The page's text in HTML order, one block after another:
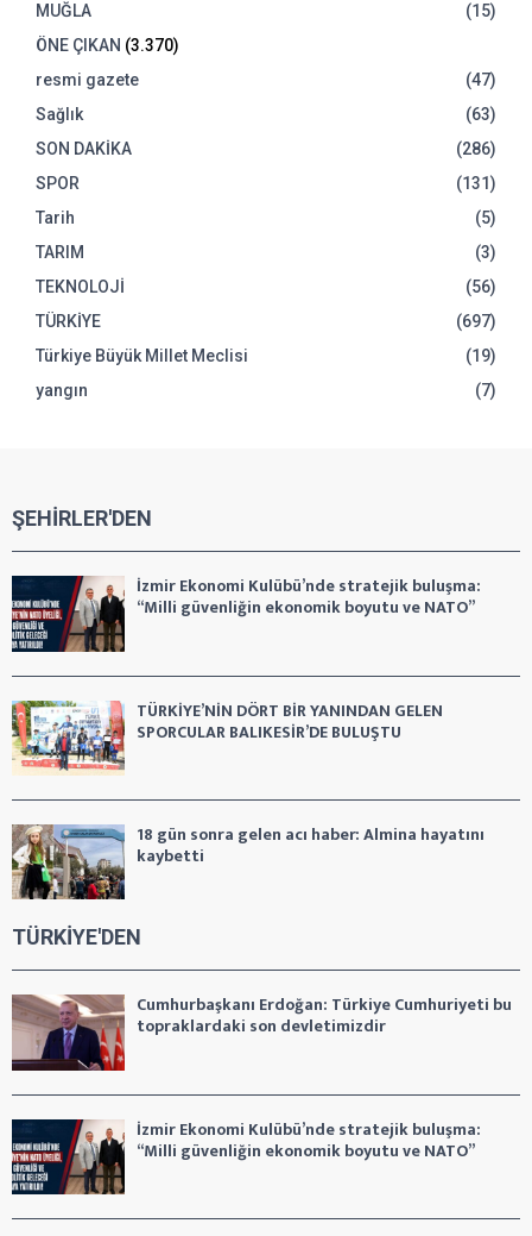
MUĞLA
(15)
ÖNE ÇIKAN (3.370)
resmi gazete
(47)
Sağlık
(63)
SON DAKİKA
(286)
SPOR
(131)
Tarih
(5)
TARIM
(3)
TEKNOLOJİ
(56)
TÜRKİYE
(697)
Türkiye Büyük Millet Meclisi
(19)
yangın
(7)
ŞEHİRLER'DEN
İzmir Ekonomi Kulübü’nde stratejik buluşma:
“Milli güvenliğin ekonomik boyutu ve NATO”
TÜRKİYE’NİN DÖRT BİR YANINDAN GELEN
SPORCULAR BALIKESİR’DE BULUŞTU
18 gün sonra gelen acı haber: Almina hayatını
kaybetti
TÜRKİYE'DEN
Cumhurbaşkanı Erdoğan: Türkiye Cumhuriyeti bu
topraklardaki son devletimizdir
İzmir Ekonomi Kulübü’nde stratejik buluşma:
“Milli güvenliğin ekonomik boyutu ve NATO”